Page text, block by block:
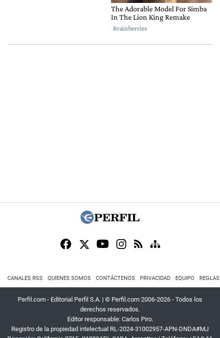
CANALES RSS QUIENES SOMOS CONTÁCTENOS PRIVACIDAD EQUIPO
Perfil.com - Editorial Perfil S.A. | © Perfil.com 2006-2026 - Todos los
derechos reservados.
Editor responsable: Carlos Piro.
Registro de la propiedad intelectual RL-2024-31002957-APN-DNDA#MJ